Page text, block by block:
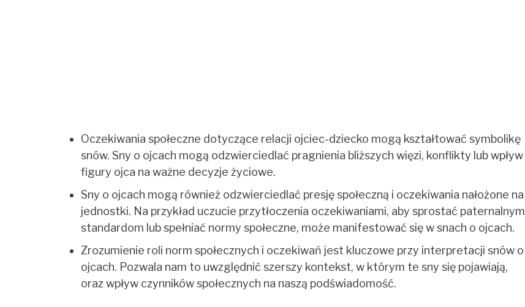
Oczekiwania społeczne dotyczące relacji ojciec-dziecko mogą kształtować symbolikę
snów. Sny o ojcach mogą odzwierciedlać pragnienia bliższych więzi, konflikty lub wpływ
figury ojca na ważne decyzje życiowe.
Sny o ojcach mogą również odzwierciedlać presję społeczną i oczekiwania nałożone na
jednostki. Na przykład uczucie przytłoczenia oczekiwaniami, aby sprostać paternalnym
standardom lub spełniać normy społeczne, może manifestować się w snach o ojcach.
Zrozumienie roli norm społecznych i oczekiwań jest kluczowe przy interpretacji snów o
ojcach. Pozwala nam to uwzględnić szerszy kontekst, w którym te sny się pojawiają,
oraz wpływ czynników społecznych na naszą podświadomość.